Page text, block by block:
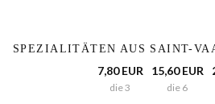
SPEZIALITÄTEN AUS SAINT-
7,80 EUR
die 3
15,60 EUR
die 6